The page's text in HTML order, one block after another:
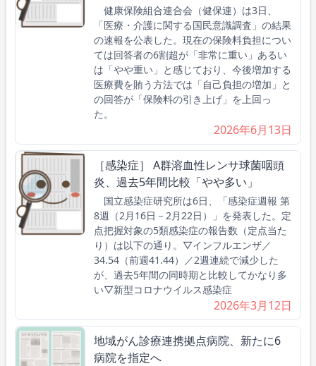
健康保険組合連合会（健保連）は3日、
「医療・介護に関する国民意識調査」の結果
の速報を公表した。現在の保険料負担につい
ては回答者の6割超が「非常に重い」あるい
は「やや重い」と感じており、今後増加する
医療費を賄う方法では「自己負担の増加」と
の回答が「保険料の引き上げ」を上回っ
た。
2026年6月13日
［感染症］ A群溶血性レンサ球菌咽頭
炎、過去5年間比較「やや多い」
国立感染症研究所は6日、「感染症週報 第
8週（2月16日－2月22日）」を発表した。定
点把握対象の5類感染症の報告数（定点当た
り）は以下の通り。▽インフルエンザ／
34.54（前週41.44）／2週連続で減少した
が、過去5年間の同時期と比較してかなり多
い▽新型コロナウイルス感染症
2026年3月12日
地域がん診療連携拠点病院、新たに6
病院を指定へ